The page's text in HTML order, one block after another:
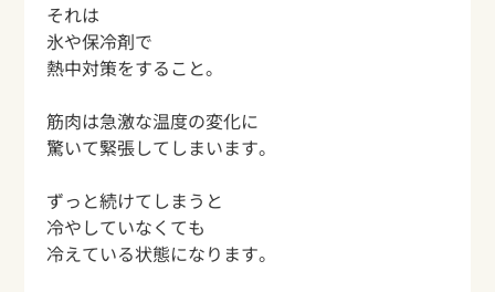
それは
氷や保冷剤で
熱中対策をすること。
筋肉は急激な温度の変化に
驚いて緊張してしまいます。
ずっと続けてしまうと
冷やしていなくても
冷えている状態になります。